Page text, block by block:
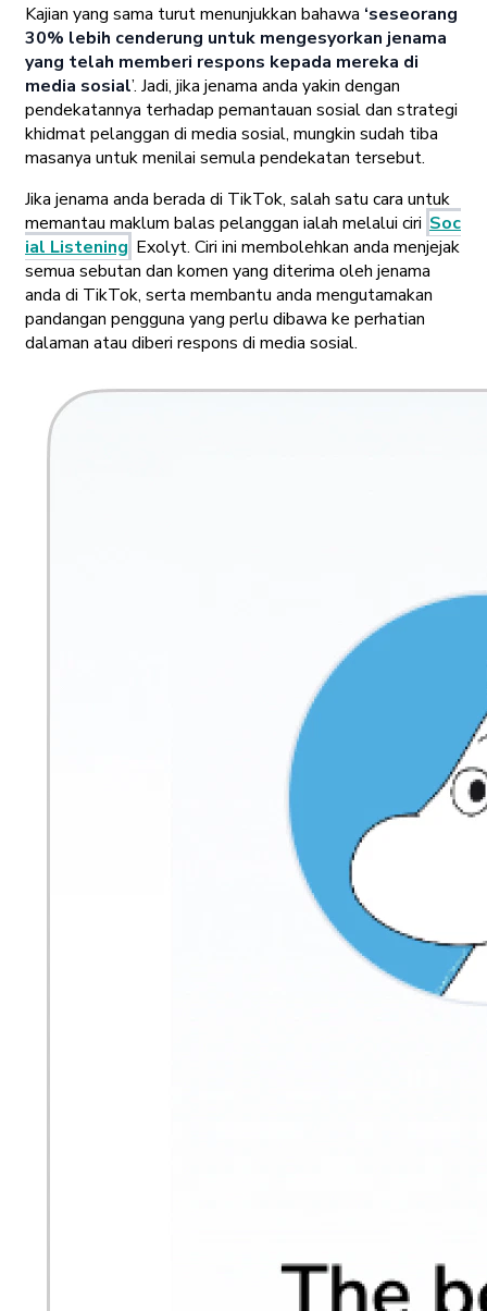
Kajian yang sama turut menunjukkan bahawa ‘seseorang
30% lebih cenderung untuk mengesyorkan jenama
yang telah memberi respons kepada mereka di
media sosial’. Jadi, jika jenama anda yakin dengan
pendekatannya terhadap pemantauan sosial dan strategi
khidmat pelanggan di media sosial, mungkin sudah tiba
masanya untuk menilai semula pendekatan tersebut.
Jika jenama anda berada di TikTok, salah satu cara untuk
memantau maklum balas pelanggan ialah melalui ciri Soc
ial Listening Exolyt. Ciri ini membolehkan anda menjejak
semua sebutan dan komen yang diterima oleh jenama
anda di TikTok, serta membantu anda mengutamakan
pandangan pengguna yang perlu dibawa ke perhatian
dalaman atau diberi respons di media sosial.